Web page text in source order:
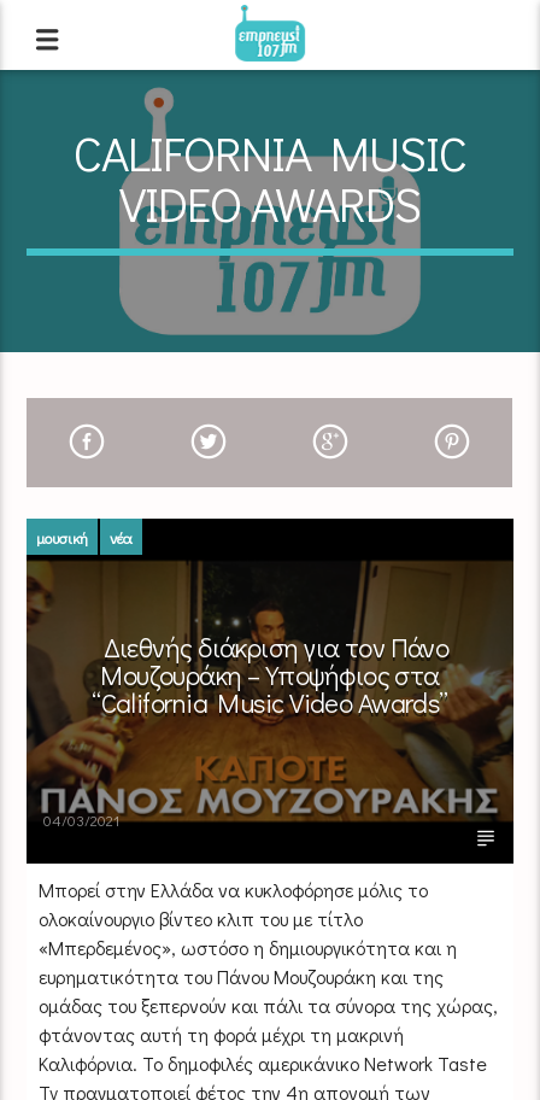
CALIFORNIA MUSIC
VIDEO AWARDS
μουσική νέα
Διεθνής διάκριση για τον Πάνο
Μουζουράκη – Υποψήφιος στα
“California Music Video Awards”
04/03/2021
Μπορεί στην Ελλάδα να κυκλοφόρησε μόλις το
ολοκαίνουργιο βίντεο κλιπ του με τίτλο
«Μπερδεμένος», ωστόσο η δημιουργικότητα και η
ευρηματικότητα του Πάνου Μουζουράκη και της
ομάδας του ξεπερνούν και πάλι τα σύνορα της χώρας,
φτάνοντας αυτή τη φορά μέχρι τη μακρινή
Καλιφόρνια. Το δημοφιλές αμερικάνικο Network Taste
Tv πραγματοποιεί φέτος την 4η απονομή των